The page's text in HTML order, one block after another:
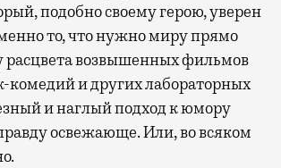
подобно своему герою, уверен
то, что нужно миру прямо
расцвета возвышенных фильмов
и других лабораторных
и наглый подход к юмору
освежающе. Или, во всяком